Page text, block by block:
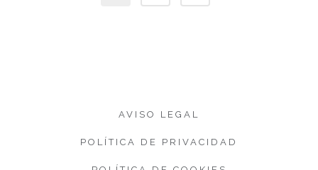
AVISO LEGAL
POLÍTICA DE PRIVACIDAD